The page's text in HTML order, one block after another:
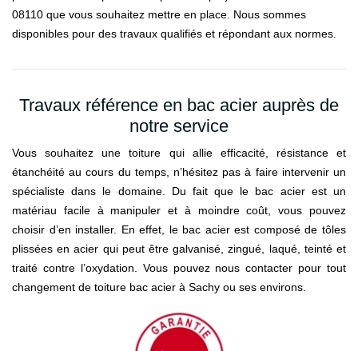
08110 que vous souhaitez mettre en place. Nous sommes
disponibles pour des travaux qualifiés et répondant aux normes.
Travaux référence en bac acier auprès de
notre service
Vous souhaitez une toiture qui allie efficacité, résistance et
étanchéité au cours du temps, n’hésitez pas à faire intervenir un
spécialiste dans le domaine. Du fait que le bac acier est un
matériau facile à manipuler et à moindre coût, vous pouvez
choisir d’en installer. En effet, le bac acier est composé de tôles
plissées en acier qui peut être galvanisé, zingué, laqué, teinté et
traité contre l’oxydation. Vous pouvez nous contacter pour tout
changement de toiture bac acier à Sachy ou ses environs.